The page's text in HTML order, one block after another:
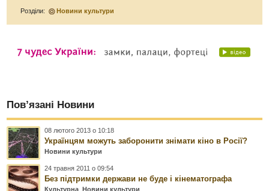
Розділи: Новини культури
Пов’язані Новини
08 лютого 2013 о 10:18
Українцям можуть заборонити знімати кіно в Росії?
Новини культури
24 травня 2011 о 09:54
Без підтримки держави не буде і кінематографа
Культурна ,Новини культури